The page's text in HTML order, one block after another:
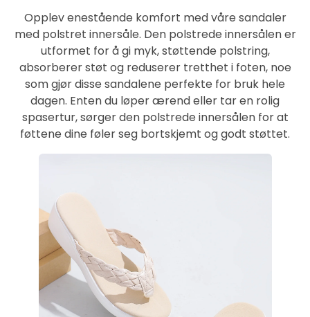
Opplev enestående komfort med våre sandaler
med polstret innersåle. Den polstrede innersålen er
utformet for å gi myk, støttende polstring,
absorberer støt og reduserer tretthet i foten, noe
som gjør disse sandalene perfekte for bruk hele
dagen. Enten du løper ærend eller tar en rolig
spasertur, sørger den polstrede innersålen for at
føttene dine føler seg bortskjemt og godt støttet.